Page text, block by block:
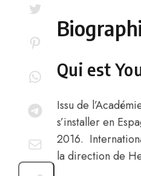
Qui est
Issu de
s’installer en
2016.
la direction de